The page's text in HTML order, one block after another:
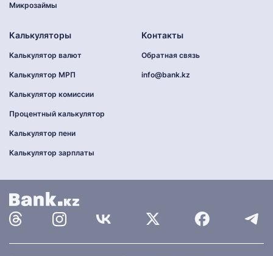
Микрозаймы
Калькуляторы
Калькулятор валют
Калькулятор МРП
Калькулятор комиссии
Процентный калькулятор
Калькулятор пени
Калькулятор зарплаты
Контакты
Обратная связь
info@bank.kz